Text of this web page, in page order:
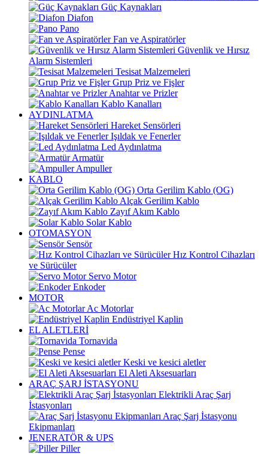
Güç Kaynakları
Diafon
Pano
Fan ve Aspiratörler
Güvenlik ve Hırsız
Alarm Sistemleri
Tesisat Malzemeleri
Grup Priz ve Fişler
Anahtar ve Prizler
Kablo Kanalları
AYDINLATMA
Hareket Sensörleri
Işıldak ve Fenerler
Led Aydınlatma
Armatür
Ampuller
KABLO
Orta Gerilim Kablo (OG)
Alçak Gerilim Kablo
Zayıf Akım Kablo
Solar Kablo
OTOMASYON
Sensör
Hız Kontrol Cihazları
ve Sürücüler
Servo Motor
Enkoder
MOTOR
Ac Motorlar
Endüstriyel Kaplin
EL ALETLERİ
Tornavida
Pense
Keski ve kesici aletler
El Aleti Aksesuarları
ARAÇ ŞARJ İSTASYONU
Elektrikli Araç Şarj
İstasyonları
Araç Şarj İstasyonu
Ekipmanları
JENERATÖR & UPS
Piller